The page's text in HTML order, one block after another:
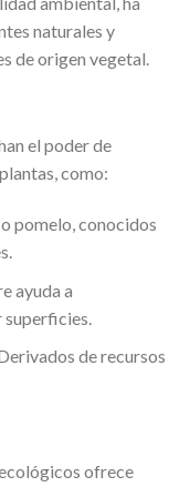
naturales y
de origen vegetal.
el poder de
como:
pomelo, conocidos
ayuda a
superficies.
de recursos
ofrece